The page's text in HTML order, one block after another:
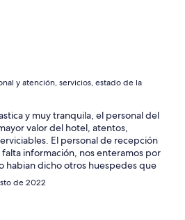
y atención, servicios, estado de la
y muy tranquila, el personal del
valor del hotel, atentos,
El personal de recepción
información, nos enteramos por
habian dicho otros huespedes que
llevar el todo incluido en el
Cuando fuimos a reservar no habia
marchabamos, no tuvieron ningun
de 2022